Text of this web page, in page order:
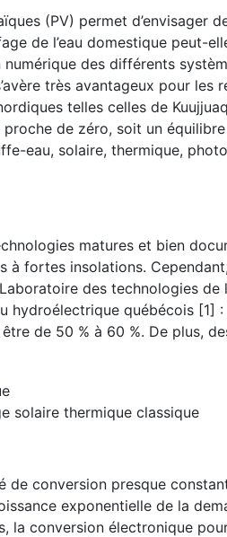
(PV) permet d’envisager
de l’eau domestique peut-
des différents
très avantageux pour les
telles celles de
de zéro, soit un
eau, solaire, thermique,
matures et bien
fortes insolations.
des technologies de
québécois [1] :
de 50 % à 60 %. De plus,
solaire thermique classique
conversion presque
exponentielle de la
la conversion électronique